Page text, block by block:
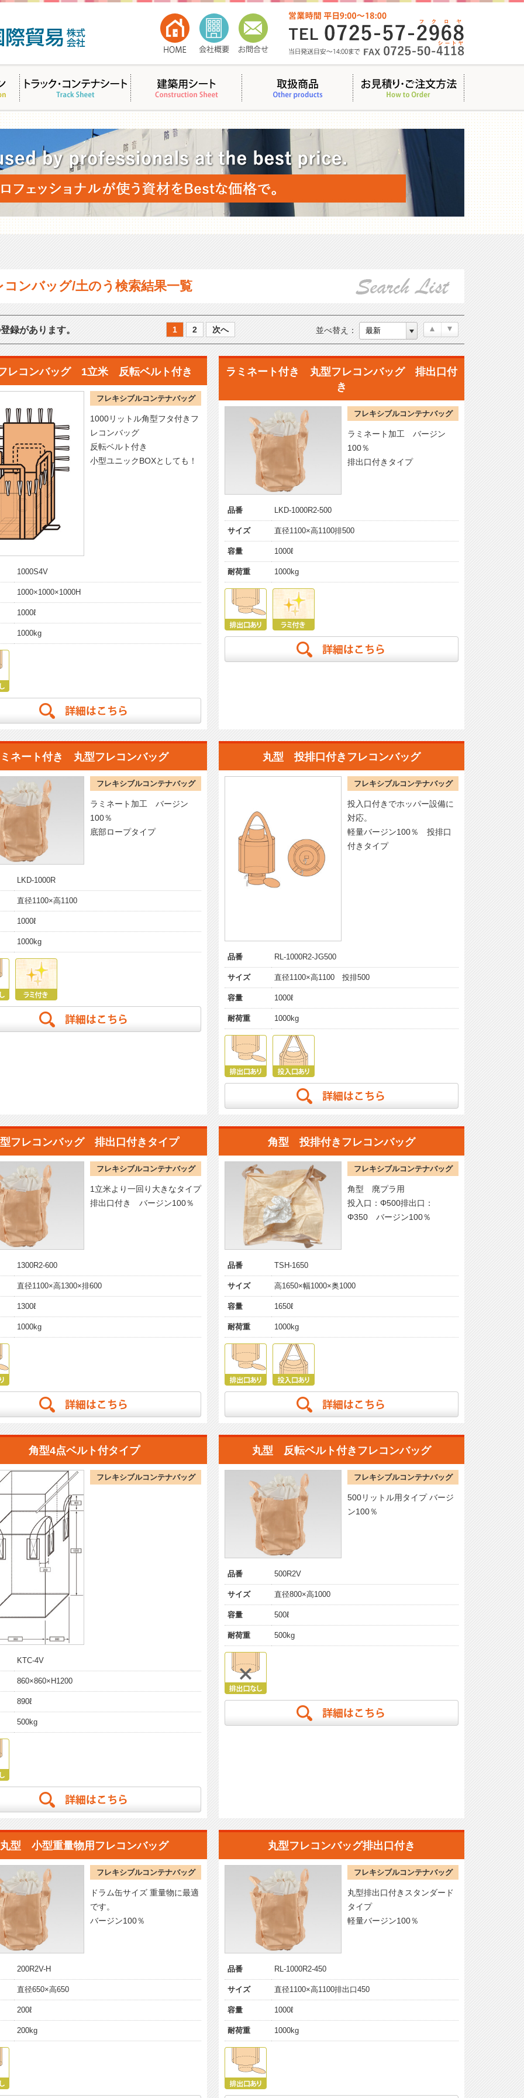
コンバッグ/土のう検索結果一覧
録があります。 1 2 次へ 並べ替え：
レコンバッグ 1立米 反転ベルト付き
フレキシブルコンテナバッグ
1000リットル角型フタ付きフ
レコンバッグ
反転ベルト付き
小型ユニックBOXとしても！
1000S4V
1000×1000×1000H
1000ℓ
1000kg
ラミネート付き 丸型フレコンバッグ 排出口付
き
フレキシブルコンテナバッグ
ラミネート加工 バージン
100％
排出口付きタイプ
品番 LKD-1000R2-500
サイズ 直径1100×高1100排500
容量 1000ℓ
耐荷重 1000kg
ネート付き 丸型フレコンバッグ
フレキシブルコンテナバッグ
ラミネート加工 バージン
100％
底部ロープタイプ
LKD-1000R
直径1100×高1100
1000ℓ
1000kg
丸型 投排口付きフレコンバッグ
フレキシブルコンテナバッグ
投入口付きでホッパー設備に
対応。
軽量バージン100％ 投排口
付きタイプ
品番 RL-1000R2-JG500
サイズ 直径1100×高1100 投排500
容量 1000ℓ
耐荷重 1000kg
フレコンバッグ 排出口付きタイプ
フレキシブルコンテナバッグ
1立米より一回り大きなタイプ
排出口付き バージン100％
1300R2-600
直径1100×高1300×排600
1300ℓ
1000kg
角型 投排付きフレコンバッグ
フレキシブルコンテナバッグ
角型 廃プラ用
投入口：Φ500排出口：
Φ350 バージン100％
品番 TSH-1650
サイズ 高1650×幅1000×奥1000
容量 1650ℓ
耐荷重 1000kg
角型4点ベルト付タイプ
フレキシブルコンテナバッグ
KTC-4V
860×860×H1200
890ℓ
500kg
丸型 反転ベルト付きフレコンバッグ
フレキシブルコンテナバッグ
500リットル用タイプ バージ
ン100％
品番 500R2V
サイズ 直径800×高1000
容量 500ℓ
耐荷重 500kg
丸型 小型重量物用フレコンバッグ
フレキシブルコンテナバッグ
ドラム缶サイズ 重量物に最適
です。
バージン100％
200R2V-H
直径650×高650
200ℓ
200kg
丸型フレコンバッグ排出口付き
フレキシブルコンテナバッグ
丸型排出口付きスタンダード
タイプ
軽量バージン100％
品番 RL-1000R2-450
サイズ 直径1100×高1100排出口450
容量 1000ℓ
耐荷重 1000kg